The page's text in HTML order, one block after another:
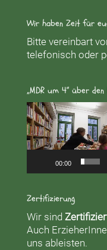
Wir haben Zeit für
Bitte vereinbart
telefonisch oder
„MDR um 4“ über
Video-
Player
00:00
Zertifizierung
Wir sind
Auch
uns ableisten.